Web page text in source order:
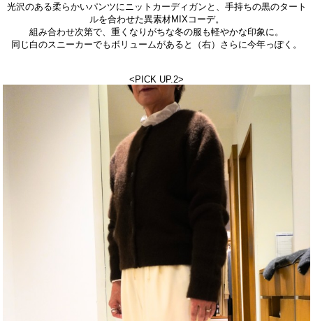
光沢のある柔らかいパンツにニットカーディガンと、手持ちの黒のタート
ルを合わせた異素材MIXコーデ。
組み合わせ次第で、重くなりがちな冬の服も軽やかな印象に。
同じ白のスニーカーでもボリュームがあると（右）さらに今年っぽく。
<PICK UP.2>